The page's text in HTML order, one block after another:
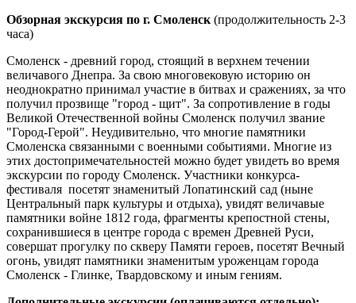
Обзорная экскурсия по г. Смоленск (продолжительность 2-3
часа)
Смоленск - древний город, стоящий в верхнем течении
величавого Днепра. За свою многовековую историю он
неоднократно принимал участие в битвах и сражениях, за что
получил прозвище "город - щит". За сопротивление в годы
Великой Отечественной войны Смоленск получил звание
"Город-Герой". Неудивительно, что многие памятники
Смоленска связанными с военными событиями. Многие из
этих достопримечательностей можно будет увидеть во время
экскурсии по городу Смоленск. Участники конкурса-
фестиваля посетят знаменитый Лопатинский сад (ныне
Центральный парк культуры и отдыха), увидят величавые
памятники войне 1812 года, фрагменты крепостной стены,
сохранившиеся в центре города с времен Древней Руси,
совершат прогулку по скверу Памяти героев, посетят Вечный
огонь, увидят памятники знаменитым уроженцам города
Смоленск - Глинке, Твардовскому и иным гениям.